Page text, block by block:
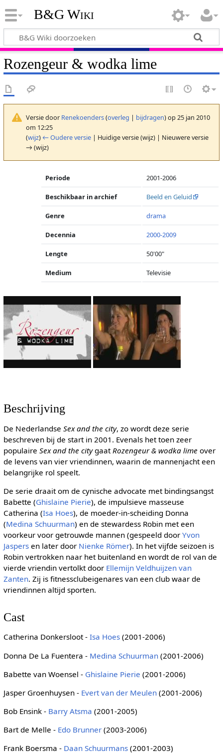
B&G Wiki
Rozengeur & wodka lime
Versie door Renekoenders(overleg | bijdragen)op 25 jan 2010
om 12:25
(wijz) ← Oudere versie| Huidige versie (wijz) | Nieuwere versie
→ (wijz)
Periode 2001-2006
Beschikbaar in archief Beeld en Geluid
Genre drama
Decennia 2000-2009
Lengte 50'00"
Medium Televisie
Beschrijving
De Nederlandse Sex and the city, zo wordt deze serie
beschreven bij de start in 2001. Evenals het toen zeer
populaire Sex and the citygaat Rozengeur & wodka lime over
de levens van vier vriendinnen, waarin de mannenjacht een
belangrijke rol speelt.
De serie draait om de cynische advocate met bindingsangst
Babette (Ghislaine Pierie), de impulsieve masseuse
Catherina (Isa Hoes), de moeder-in-scheiding Donna
(Medina Schuurman) en de stewardess Robin met een
voorkeur voor getrouwde mannen (gespeeld door Yvon
Jaspersen later door Nienke Römer). In het vijfde seizoen is
Robin vertrokken naar het buitenland en wordt de rol van de
vierde vriendin vertolkt door Ellemijn Veldhuijzen van
Zanten. Zij is fitnessclubeigenares van een club waar de
vriendinnen altijd sporten.
Cast
Catherina Donkersloot - Isa Hoes(2001-2006)
Donna De La Fuentera - Medina Schuurman(2001-2006)
Babette van Woensel - Ghislaine Pierie (2001-2006)
Jasper Groenhuysen - Evert van der Meulen(2001-2006)
Bob Ensink - Barry Atsma (2001-2005)
Bart de Melle - Edo Brunner (2003-2006)
Frank Boersma - Daan Schuurmans(2001-2003)